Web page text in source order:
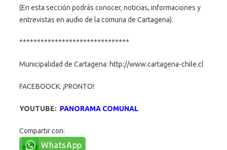
(En esta sección podrás conocer, noticias, informaciones y
entrevistas en audio de la comuna de Cartagena).
*******************************
Municipalidad de Cartagena: http://www.cartagena-chile.cl
FACEBOOCK: ¡PRONTO!
YOUTUBE: PANORAMA COMUNAL
Compartir con:
WhatsApp